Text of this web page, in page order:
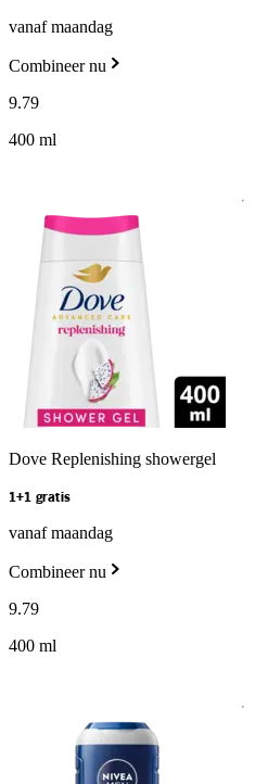
vanaf maandag
Combineer nu
9.79
400 ml
Dove Replenishing showergel
1+1 gratis
vanaf maandag
Combineer nu
9.79
400 ml